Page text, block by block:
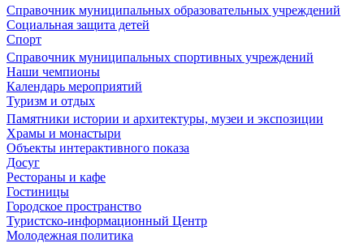
Справочник муниципальных образовательных учреждений
Социальная защита детей
Спорт
Справочник муниципальных спортивных учреждений
Наши чемпионы
Календарь мероприятий
Туризм и отдых
Памятники истории и архитектуры, музеи и экспозиции
Храмы и монастыри
Объекты интерактивного показа
Досуг
Рестораны и кафе
Гостиницы
Городское пространство
Туристско-информационный Центр
Молодежная политика